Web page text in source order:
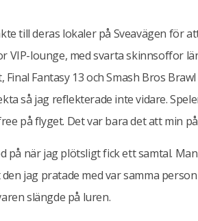
till deras lokaler på Sveavägen för
VIP-lounge, med svarta skinnsoffor
Fantasy 13 och Smash Bros
så jag reflekterade inte vidare.
på flyget. Det var bara det att min
på när jag plötsligt fick ett samtal.
jag pratade med var samma
slängde på luren.